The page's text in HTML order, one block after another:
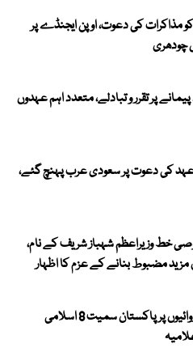
مذاکرات کی دعوت، اوپن ایجنڈے پر
چودھری
پر تقرر و تبادلے، متعدد اہم عہدوں
عہد کی دعوت پر سعودی عرب پہنچ گئے،
خط وزیراعظم شہباز شریف کے نام،
مضبوط بنانے کے عزم کا اظہار
غزہ میں اسرائیلی کارروائیوں پر پاکستان سمیت 8 اسلامی